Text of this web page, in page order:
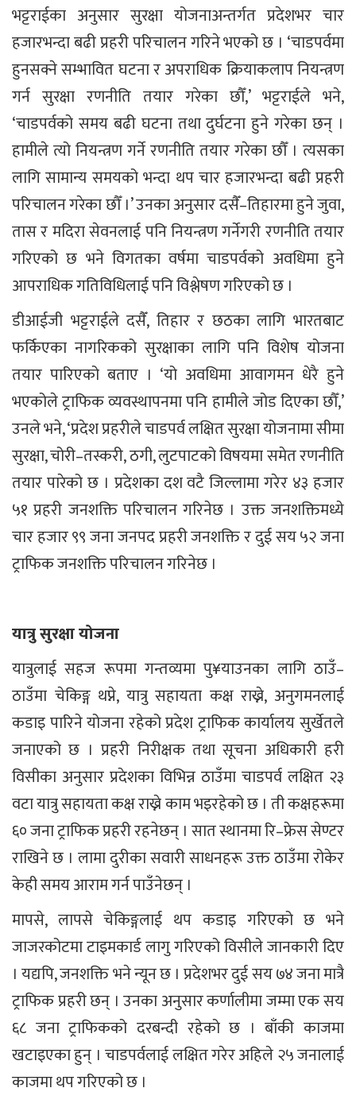
भट्टराईका अनुसार सुरक्षा योजनाअन्तर्गत प्रदेशभर चार
हजारभन्दा बढी प्रहरी परिचालन गरिने भएको छ । ‘चाडपर्वमा
हुनसक्ने सम्भावित घटना र अपराधिक क्रियाकलाप नियन्त्रण
गर्न सुरक्षा रणनीति तयार गरेका छौँ,’ भट्टराईले भने,
‘चाडपर्वको समय बढी घटना तथा दुर्घटना हुने गरेका छन् ।
हामीले त्यो नियन्त्रण गर्ने रणनीति तयार गरेका छौँ । त्यसका
लागि सामान्य समयको भन्दा थप चार हजारभन्दा बढी प्रहरी
परिचालन गरेका छौँ ।’ उनका अनुसार दसैँ–तिहारमा हुने जुवा,
तास र मदिरा सेवनलाई पनि नियन्त्रण गर्नेगरी रणनीति तयार
गरिएको छ भने विगतका वर्षमा चाडपर्वको अवधिमा हुने
आपराधिक गतिविधिलाई पनि विश्लेषण गरिएको छ ।
डीआईजी भट्टराईले दसैँ, तिहार र छठका लागि भारतबाट
फर्किएका नागरिकको सुरक्षाका लागि पनि विशेष योजना
तयार पारिएको बताए । ‘यो अवधिमा आवागमन धेरै हुने
भएकोले ट्राफिक व्यवस्थापनमा पनि हामीले जोड दिएका छौँ,’
उनले भने, ‘प्रदेश प्रहरीले चाडपर्व लक्षित सुरक्षा योजनामा सीमा
सुरक्षा, चोरी–तस्करी, ठगी, लुटपाटको विषयमा समेत रणनीति
तयार पारेको छ । प्रदेशका दश वटै जिल्लामा गरेर ४३ हजार
५१ प्रहरी जनशक्ति परिचालन गरिनेछ । उक्त जनशक्तिमध्ये
चार हजार ९९ जना जनपद प्रहरी जनशक्ति र दुई सय ५२ जना
ट्राफिक जनशक्ति परिचालन गरिनेछ ।
यात्रु सुरक्षा योजना
यात्रुलाई सहज रूपमा गन्तव्यमा पु¥याउनका लागि ठाउँ–
ठाउँमा चेकिङ्ग थप्ने, यात्रु सहायता कक्ष राख्ने, अनुगमनलाई
कडाइ पारिने योजना रहेको प्रदेश ट्राफिक कार्यालय सुर्खेतले
जनाएको छ । प्रहरी निरीक्षक तथा सूचना अधिकारी हरी
विसीका अनुसार प्रदेशका विभिन्न ठाउँमा चाडपर्व लक्षित २३
वटा यात्रु सहायता कक्ष राख्ने काम भइरहेको छ । ती कक्षहरूमा
६० जना ट्राफिक प्रहरी रहनेछन् । सात स्थानमा रि–फ्रेस सेण्टर
राखिने छ । लामा दुरीका सवारी साधनहरू उक्त ठाउँमा रोकेर
केही समय आराम गर्न पाउँनेछन् ।
मापसे, लापसे चेकिङ्गलाई थप कडाइ गरिएको छ भने
जाजरकोटमा टाइमकार्ड लागु गरिएको विसीले जानकारी दिए
। यद्यपि, जनशक्ति भने न्यून छ । प्रदेशभर दुई सय ७४ जना मात्रै
ट्राफिक प्रहरी छन् । उनका अनुसार कर्णालीमा जम्मा एक सय
६८ जना ट्राफिकको दरबन्दी रहेको छ । बाँकी काजमा
खटाइएका हुन् । चाडपर्वलाई लक्षित गरेर अहिले २५ जनालाई
काजमा थप गरिएको छ ।